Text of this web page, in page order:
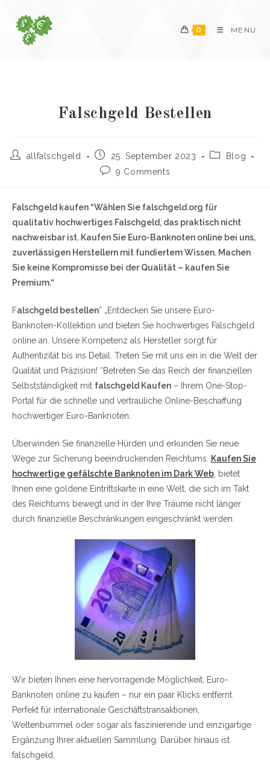
content
0 MENU
Falschgeld Bestellen
Postallfalschgeld
Post
published:
25. September 2023
PostBlog
Post9 Comments
Falschgeld kaufen “Wählen Sie falschgeld.org für
qualitativ hochwertiges Falschgeld, das praktisch nicht
nachweisbar ist. Kaufen Sie Euro-Banknoten online bei uns,
zuverlässigen Herstellern mit fundiertem Wissen. Machen
Sie keine Kompromisse bei der Qualität – kaufen Sie
Premium.“
Falschgeld bestellen” „Entdecken Sie unsere Euro-
Banknoten-Kollektion und bieten Sie hochwertiges Falschgeld
online an. Unsere Kompetenz als Hersteller sorgt für
Authentizität bis ins Detail. Treten Sie mit uns ein in die Welt der
Qualität und Präzision! “Betreten Sie das Reich der finanziellen
Selbstständigkeit mit falschgeld Kaufen – Ihrem One-Stop-
Portal für die schnelle und vertrauliche Online-Beschaffung
hochwertiger Euro-Banknoten.
Überwinden Sie finanzielle Hürden und erkunden Sie neue
Wege zur Sicherung beeindruckenden Reichtums.
Kaufen Sie
hochwertige gefälschte Banknoten im Dark Web , bietet
Ihnen eine goldene Eintrittskarte in eine Welt, die sich im Takt
des Reichtums bewegt und in der Ihre Träume nicht länger
durch finanzielle Beschränkungen eingeschränkt werden.
Wir bieten Ihnen eine hervorragende Möglichkeit, Euro-
Banknoten online zu kaufen – nur ein paar Klicks entfernt.
Perfekt für internationale Geschäftstransaktionen,
Weltenbummel oder sogar als faszinierende und einzigartige
Ergänzung Ihrer aktuellen Sammlung. Darüber hinaus ist
falschgeld.